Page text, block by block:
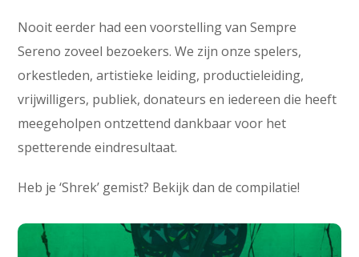
Nooit eerder had een voorstelling van Sempre
Sereno zoveel bezoekers. We zijn onze spelers,
orkestleden, artistieke leiding, productieleiding,
vrijwilligers, publiek, donateurs en iedereen die heeft
meegeholpen ontzettend dankbaar voor het
spetterende eindresultaat.
Heb je ‘Shrek’ gemist? Bekijk dan de compilatie!